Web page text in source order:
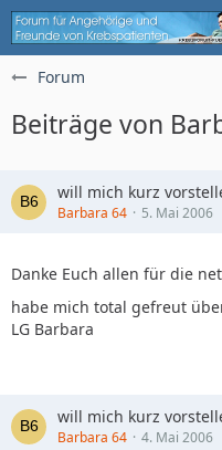
Forum
Beiträge von
will mich kurz
Barbara 64 5. Mai 2006
Danke Euch allen für die
habe mich total gefreut
LG Barbara
will mich kurz
Barbara 64 4. Mai 2006